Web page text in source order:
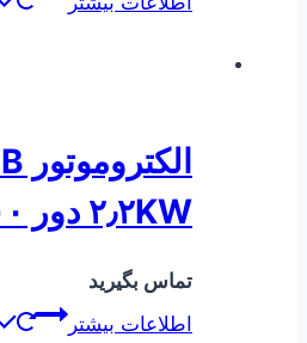
۲٫۲KW دور ۱۵۰۰
تماس بگیرید
اطلاعات بیشتر